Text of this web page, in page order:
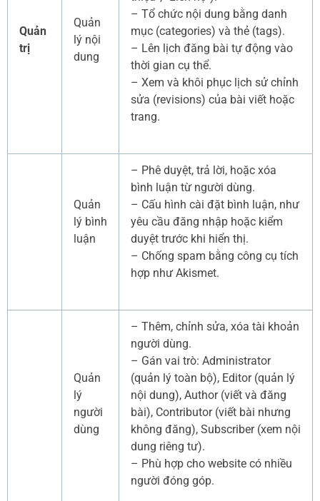
Quản
trị
Quản
lý nội
dung
– Tổ chức nội dung bằng danh
mục (categories) và thẻ (tags).
– Lên lịch đăng bài tự động vào
thời gian cụ thể.
– Xem và khôi phục lịch sử chỉnh
sửa (revisions) của bài viết hoặc
trang.
Quản
lý bình
luận
– Phê duyệt, trả lời, hoặc xóa
bình luận từ người dùng.
– Cấu hình cài đặt bình luận, như
yêu cầu đăng nhập hoặc kiểm
duyệt trước khi hiển thị.
– Chống spam bằng công cụ tích
hợp như Akismet.
Quản
lý
người
dùng
– Thêm, chỉnh sửa, xóa tài khoản
người dùng.
– Gán vai trò: Administrator
(quản lý toàn bộ), Editor (quản lý
nội dung), Author (viết và đăng
bài), Contributor (viết bài nhưng
không đăng), Subscriber (xem nội
dung riêng tư).
– Phù hợp cho website có nhiều
người đóng góp.